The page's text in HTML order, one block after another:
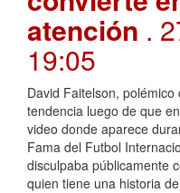
atención .
19:05
David Faitelson,
tendencia luego de que
video donde aparece
Fama del Futbol
disculpaba públicamente
quien tiene una historia